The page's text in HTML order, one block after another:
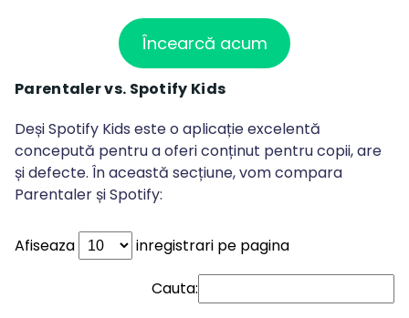
Încearcă acum
Parentaler vs. Spotify Kids
Deși Spotify Kids este o aplicație excelentă
concepută pentru a oferi conținut pentru copii, are
și defecte. În această secțiune, vom compara
Parentaler și Spotify:
Afiseaza inregistrari pe pagina
Cauta: